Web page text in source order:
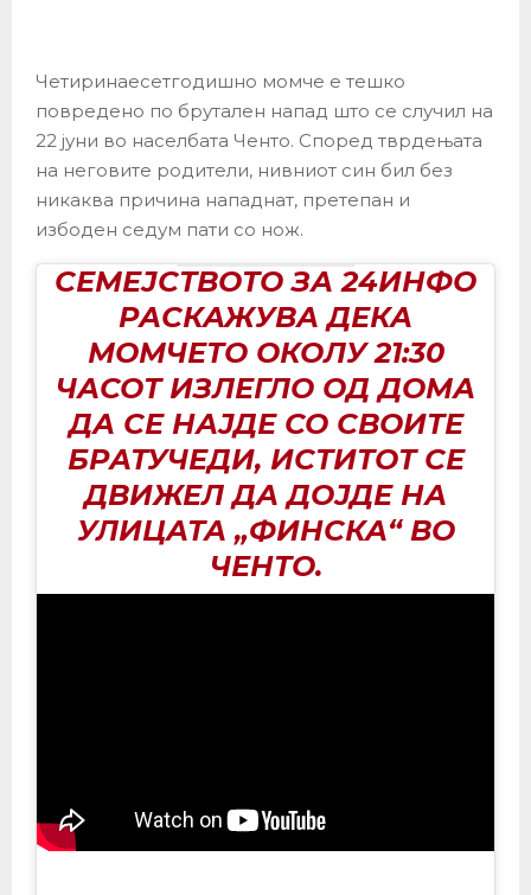
Четиринаесетгодишно момче е тешко
повредено по брутален напад што се случил на
22 јуни во населбата Ченто. Според тврдењата
на неговите родители, нивниот син бил без
никаква причина нападнат, претепан и
избоден седум пати со нож.
СЕМЕЈСТВОТО ЗА 24ИНФО
РАСКАЖУВА ДЕКА
МОМЧЕТО ОКОЛУ 21:30
ЧАСОТ ИЗЛЕГЛО ОД ДОМА
ДА СЕ НАЈДЕ СО СВОИТЕ
БРАТУЧЕДИ, ИСТИТОТ СЕ
ДВИЖЕЛ ДА ДОЈДЕ НА
УЛИЦАТА „ФИНСКА“ ВО
ЧЕНТО.